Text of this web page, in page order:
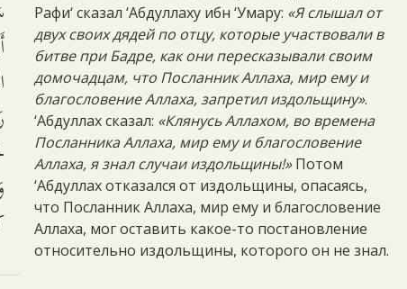
Рафи‘ сказал ‘Абдуллаху ибн ‘Умару: «Я слышал от
двух своих дядей по отцу, которые участвовали в
битве при Бадре, как они пересказывали своим
домочадцам, что Посланник Аллаха, мир ему и
благословение Аллаха, запретил издольщину».
‘Абдуллах сказал: «Клянусь Аллахом, во времена
Посланника Аллаха, мир ему и благословение
Аллаха, я знал случаи издольщины!»Потом
‘Абдуллах отказался от издольщины, опасаясь,
что Посланник Аллаха, мир ему и благословение
Аллаха, мог оставить какое-то постановление
относительно издольщины, которого он не знал.